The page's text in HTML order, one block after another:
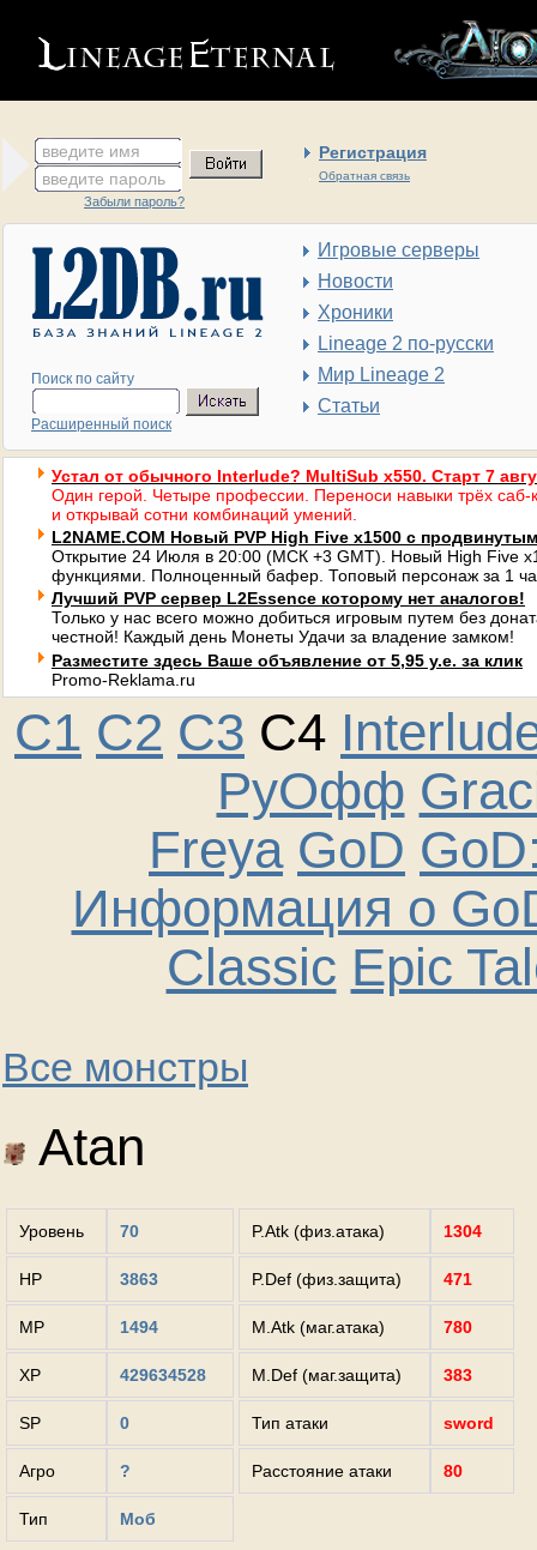
введите имя Регистрация
Обратная связь
введите пароль
Забыли пароль?
Поиск по сайту
Расширенный поиск
Игровые серверы
Новости
Хроники
Lineage 2 по-русски
Мир Lineage 2
Статьи
Устал от обычного Interlude? MultiSub x550. Старт 7
Один герой. Четыре профессии. Переноси навыки трёх саб-
и открывай сотни комбинаций умений.
L2NAME.COM Новый PVP High Five x1500 с
Открытие 24 Июля в 20:00 (МСК +3 GMT). Новый High Five
функциями. Полноценный бафер. Топовый персонаж за 1
Лучший PVP сервер L2Essence которому нет аналогов!
Только у нас всего можно добиться игровым путем без
честной! Каждый день Монеты Удачи за владение замком!
Разместите здесь Ваше объявление от 5,95 у.е. за клик
Promo-Reklama.ru
C1 C2 C3 C4
РуОфф
Freya GoD
Информация о
Classic Epic
Все монстры
Atan
Уровень 70
HP 3863
MP 1494
XP 429634528
SP 0
Агро ?
Тип Моб
P.Atk (физ.атака) 1304
P.Def (физ.защита) 471
M.Atk (маг.атака) 780
M.Def (маг.защита) 383
Тип атаки sword
Расстояние атаки 80